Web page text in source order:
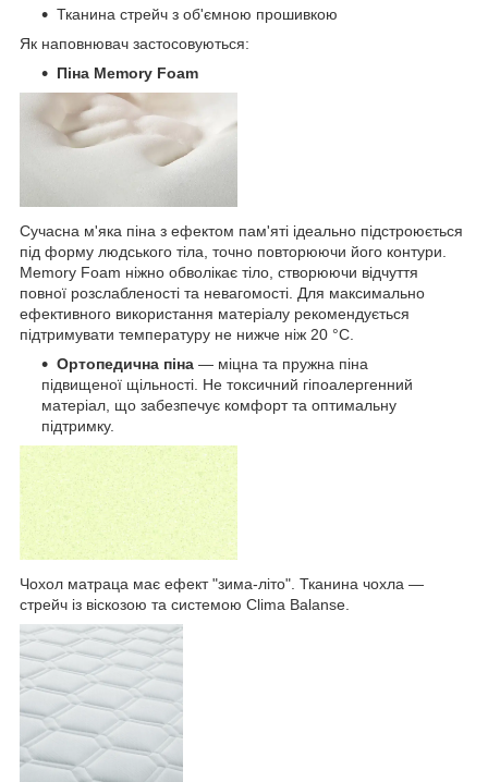
Тканина стрейч з об'ємною прошивкою
Як наповнювач застосовуються:
Піна Memory Foam
Сучасна м'яка піна з ефектом пам'яті ідеально підстроюється
під форму людського тіла, точно повторюючи його контури.
Memory Foam ніжно обволікає тіло, створюючи відчуття
повної розслабленості та невагомості. Для максимально
ефективного використання матеріалу рекомендується
підтримувати температуру не нижче ніж 20 °C.
Ортопедична піна — міцна та пружна піна
підвищеної щільності. Не токсичний гіпоалергенний
матеріал, що забезпечує комфорт та оптимальну
підтримку.
Чохол матраца має ефект "зима-літо". Тканина чохла —
стрейч із віскозою та системою Clima Balanse.